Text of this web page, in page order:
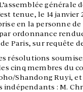
générale
tenue, le 14 janvier
en la personne
ordonnance
Paris, sur requête de
résolutions
cinq membres du
Shandong Ruyi,
: M.